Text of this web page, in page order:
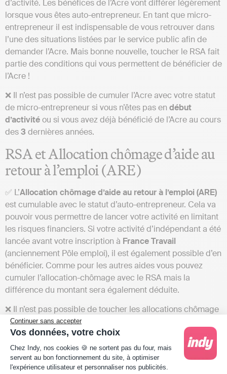
Continuer sans accepter
Vos données, votre choix
Plateforme de Gestion du Consentement :
Chez Indy, nos cookies 🍪 ne sortent pas du four, mais
servent au bon fonctionnement du site, à optimiser
l'expérience utilisateur et personnaliser nos publicités.
d’activité. Les bénéfices de l’Acre vont différer légèrement
lorsque vous êtes auto-entrepreneur. En tant que micro-
entrepreneur il est indispensable de vous retrouver dans
l’une des situations listées par le service public afin de
demander l’Acre. Mais bonne nouvelle, toucher le RSA fait
partie des conditions qui vous permettent de bénéficier de
l’Acre !
❌ Il n’est pas possible de cumuler l’Acre avec votre statut
de micro-entrepreneur si vous n’êtes pas en début
d’activitéou si vous avez déjà bénéficié de l’Acre au cours
des3 dernières années.
RSA et Allocation chômage d’aide au
retour à l’emploi (ARE)
✅ L’Allocation chômage d’aide au retour à l’emploi (ARE)
est cumulable avec le statut d’auto-entrepreneur. Cela va
pouvoir vous permettre de lancer votre activité en limitant
les risques financiers. Si votre activité d’indépendant a été
lancée avant votre inscription à France Travail
(anciennement Pôle emploi), il est également possible d’en
bénéficier. Comme pour les autres aides vous pouvez
cumuler l’allocation-chômage avec le RSA mais la
différence du montant sera également déduite.
❌ Il n’est pas possible de toucher les allocations chômage
en tant que micro-entrepreneur si votre revenu mensuel
perçu dépasse 70 % du salaire brut mensuel de votre
dernier contrat de travail (base sur laquelle est calculé
votre droit aux allocations chômage).